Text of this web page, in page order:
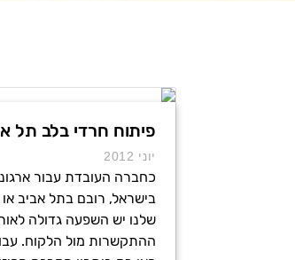
פיתוח חרדי בלב תל
יוני 2012
כחברה העובדת עבור
בישראל, רובם בתל אביב
שלנו יש השפעה גדולה
ההתקשרות מול הלקוח.